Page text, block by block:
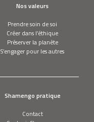
Nos valeurs
Prendre soin de soi
Créer dans l’éthique
Préserver la planète
S’engager pour les autres
Shamengo pratique
Contact